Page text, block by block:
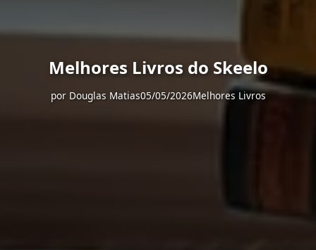
Melhores Livros do Skeelo
por Douglas Matias05/05/2026Melhores Livros